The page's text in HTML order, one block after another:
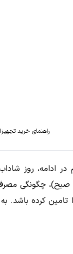
راهنمای خرید
ادامه، روز
تامین کرده باشد.